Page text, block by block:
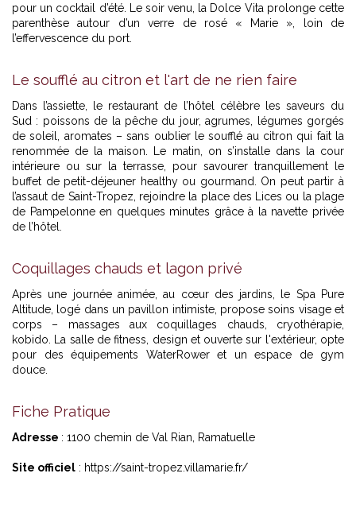
pour un cocktail d’été. Le soir venu, la Dolce Vita prolonge cette
parenthèse autour d’un verre de rosé « Marie », loin de
l’effervescence du port.
Le soufflé au citron et l'art de ne rien faire
Dans l’assiette, le restaurant de l’hôtel célèbre les saveurs du
Sud : poissons de la pêche du jour, agrumes, légumes gorgés
de soleil, aromates – sans oublier le soufflé au citron qui fait la
renommée de la maison. Le matin, on s’installe dans la cour
intérieure ou sur la terrasse, pour savourer tranquillement le
buffet de petit-déjeuner healthy ou gourmand. On peut partir à
l’assaut de Saint-Tropez, rejoindre la place des Lices ou la plage
de Pampelonne en quelques minutes grâce à la navette privée
de l’hôtel.
Coquillages chauds et lagon privé
Après une journée animée, au cœur des jardins, le Spa Pure
Altitude, logé dans un pavillon intimiste, propose soins visage et
corps – massages aux coquillages chauds, cryothérapie,
kobido. La salle de fitness, design et ouverte sur l'extérieur, opte
pour des équipements WaterRower et un espace de gym
douce.
Fiche Pratique
Adresse : 1100 chemin de Val Rian, Ramatuelle
Site officiel : https://saint-tropez.villamarie.fr/